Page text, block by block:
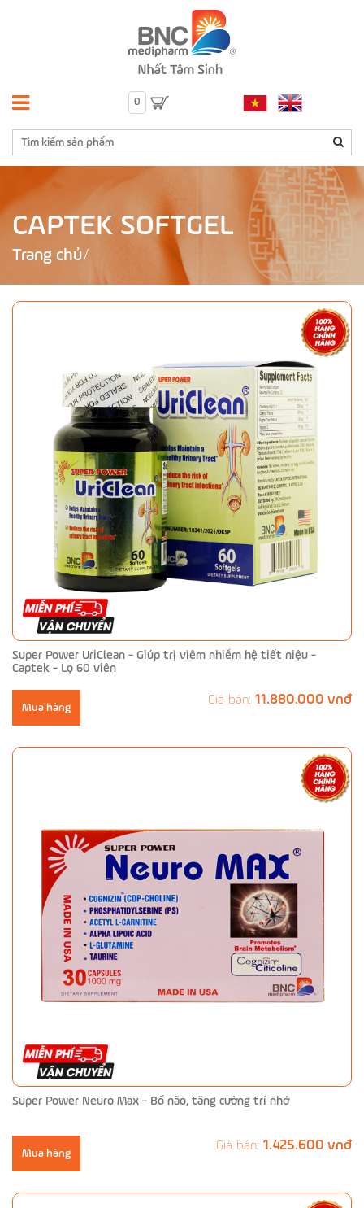
0
CAPTEK SOFTGEL
Trang chủ
Super Power UriClean - Giúp trị viêm nhiễm hệ tiết niệu -
Captek - Lọ 60 viên
Mua hàng
Giá bán: 11.880.000 vnđ
Super Power Neuro Max - Bổ não, tăng cường trí nhớ
Mua hàng
Giá bán: 1.425.600 vnđ